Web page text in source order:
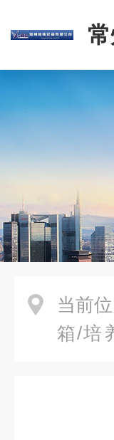
当前位
箱/培